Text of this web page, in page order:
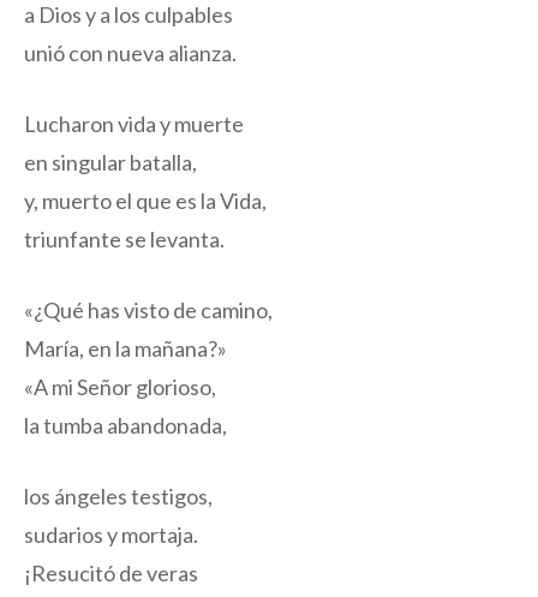
a Dios y a los culpables
unió con nueva alianza.
Lucharon vida y muerte
en singular batalla,
y, muerto el que es la Vida,
triunfante se levanta.
«¿Qué has visto de camino,
María, en la mañana?»
«A mi Señor glorioso,
la tumba abandonada,
los ángeles testigos,
sudarios y mortaja.
¡Resucitó de veras